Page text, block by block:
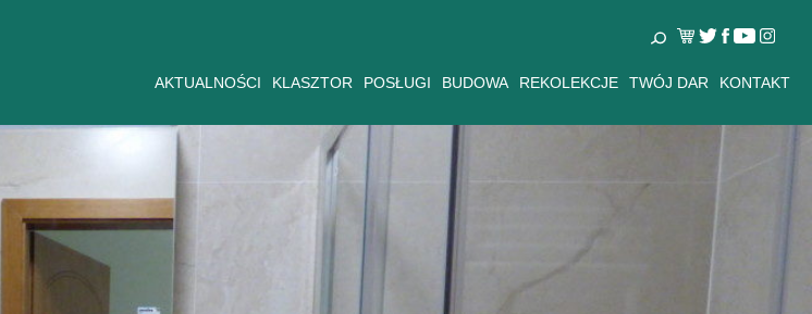
AKTUALNOŚCI KLASZTOR POSŁUGI BUDOWA REKOLEKCJE TWÓJ DAR KONTAKT